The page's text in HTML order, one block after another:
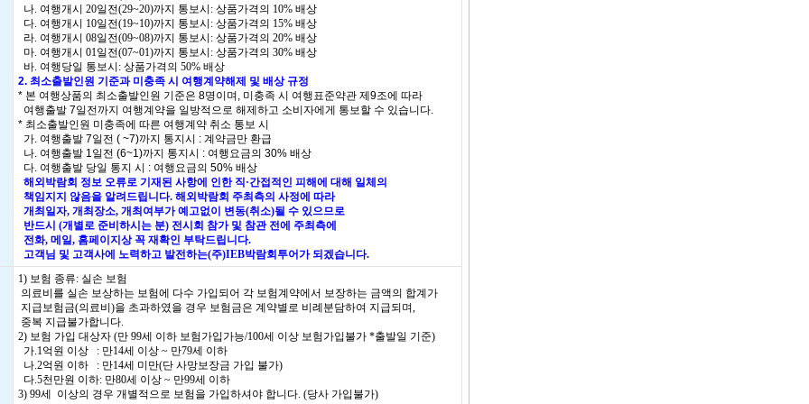
나. 여행개시 20일전(29~20)까지 통보시: 상품가격의 10% 배상
다. 여행개시 10일전(19~10)까지 통보시: 상품가격의 15% 배상
라. 여행개시 08일전(09~08)까지 통보시: 상품가격의 20% 배상
마. 여행개시 01일전(07~01)까지 통보시: 상품가격의 30% 배상
바. 여행당일 통보시: 상품가격의 50% 배상
2. 최소출발인원 기준과 미충족 시 여행계약해제 및 배상 규정
* 본 여행상품의 최소출발인원 기준은 8명이며, 미충족 시 여행표준약관 제9조에 따라
여행출발 7일전까지 여행계약을 일방적으로 해제하고 소비자에게 통보할 수 있습니다.
* 최소출발인원 미충족에 따른 여행계약 취소 통보 시
가. 여행출발 7일전 ( ~7)까지 통지시 : 계약금만 환급
나. 여행출발 1일전 (6~1)까지 통지시 : 여행요금의 30% 배상
다. 여행출발 당일 통지 시 : 여행요금의 50% 배상
해외박람회 정보 오류로 기재된 사항에 인한 직·간접적인 피해에 대해 일체의
책임지지 않음을 알려드립니다. 해외박람회 주최측의 사정에 따라
개최일자, 개최장소, 개최여부가 예고없이 변동(취소)될 수 있으므로
반드시 (개별로 준비하시는 분) 전시회 참가 및 참관 전에 주최측에
전화, 메일, 홈페이지상 꼭 재확인 부탁드립니다.
고객님 및 고객사에 노력하고 발전하는(주)IEB박람회투어가 되겠습니다.
1) 보험 종류: 실손 보험
의료비를 실손 보상하는 보험에 다수 가입되어 각 보험계약에서 보장하는 금액의 합계가
지급보험금(의료비)을 초과하였을 경우 보험금은 계약별로 비례분담하여 지급되며,
중복 지급불가합니다.
2) 보험 가입 대상자 (만 99세 이하 보험가입가능/100세 이상 보험가입불가 *출발일 기준)
가.1억원 이상 : 만14세 이상 ~ 만79세 이하
나.2억원 이하 : 만14세 미만(단 사망보장금 가입 불가)
다.5천만원 이하: 만80세 이상 ~ 만99세 이하
3) 99세 이상의 경우 개별적으로 보험을 가입하셔야 합니다. (당사 가입불가)